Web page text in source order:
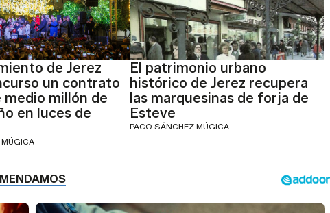
de Jerez
un contrato
medio millón de
en luces de
El patrimonio urbano
histórico de Jerez recupera
las marquesinas de forja de
Esteve
PACO SÁNCHEZ MÚGICA